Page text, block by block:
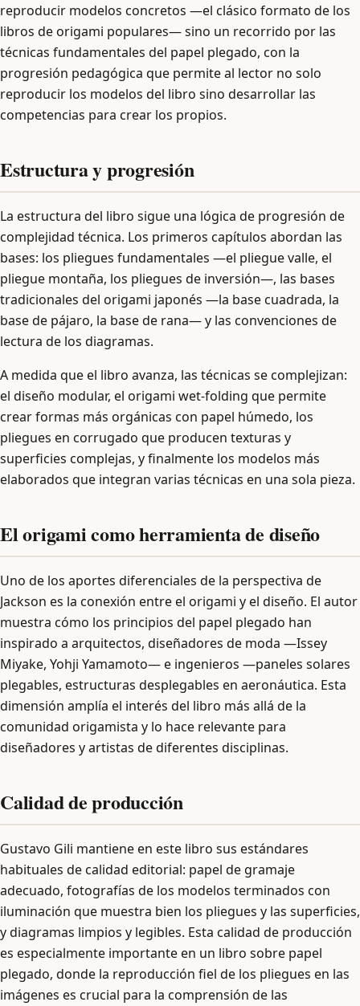
reproducir modelos concretos —el clásico formato de los
libros de origami populares— sino un recorrido por las
técnicas fundamentales del papel plegado, con la
progresión pedagógica que permite al lector no solo
reproducir los modelos del libro sino desarrollar las
competencias para crear los propios.
Estructura y progresión
La estructura del libro sigue una lógica de progresión de
complejidad técnica. Los primeros capítulos abordan las
bases: los pliegues fundamentales —el pliegue valle, el
pliegue montaña, los pliegues de inversión—, las bases
tradicionales del origami japonés —la base cuadrada, la
base de pájaro, la base de rana— y las convenciones de
lectura de los diagramas.
A medida que el libro avanza, las técnicas se complejizan:
el diseño modular, el origami wet-folding que permite
crear formas más orgánicas con papel húmedo, los
pliegues en corrugado que producen texturas y
superficies complejas, y finalmente los modelos más
elaborados que integran varias técnicas en una sola pieza.
El origami como herramienta de diseño
Uno de los aportes diferenciales de la perspectiva de
Jackson es la conexión entre el origami y el diseño. El autor
muestra cómo los principios del papel plegado han
inspirado a arquitectos, diseñadores de moda —Issey
Miyake, Yohji Yamamoto— e ingenieros —paneles solares
plegables, estructuras desplegables en aeronáutica. Esta
dimensión amplía el interés del libro más allá de la
comunidad origamista y lo hace relevante para
diseñadores y artistas de diferentes disciplinas.
Calidad de producción
Gustavo Gili mantiene en este libro sus estándares
habituales de calidad editorial: papel de gramaje
adecuado, fotografías de los modelos terminados con
iluminación que muestra bien los pliegues y las superficies,
y diagramas limpios y legibles. Esta calidad de producción
es especialmente importante en un libro sobre papel
plegado, donde la reproducción fiel de los pliegues en las
imágenes es crucial para la comprensión de las